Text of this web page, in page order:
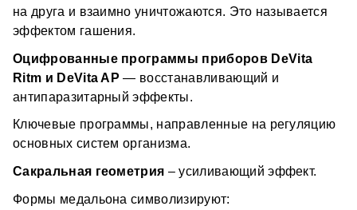
Как это работает?
Основа — синергия 5 научно-технологических
подходов:
оцифрованная гомеопатия
фитопрограммы
инвертированные нозоды
алгоритмы приборов DeVita
информацию →
на друга и взаимно уничтожаются. Это называется
эффектом гашения.
Оцифрованные программы приборов DeVita
Ritm и DeVita AP — восстанавливающий и
антипаразитарный эффекты.
Ключевые программы, направленные на регуляцию
основных систем организма.
Сакральная геометрия – усиливающий эффект.
Формы медальона символизируют: